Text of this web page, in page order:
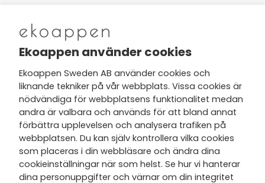
Nytt från Ekoappen
Jag har tagit del av Ekoappens
personuppgifts- och
integritetspolicyoch tar gärna del
av nyheter, hälsotips och exklusiva
erbjudanden via min e-post.
Ekoappen använder cookies
Ekoappen Sweden AB använder cookies och
liknande tekniker på vår webbplats. Vissa cookies är
nödvändiga för webbplatsens funktionalitet medan
andra är valbara och används för att bland annat
förbättra upplevelsen och analysera trafiken på
webbplatsen. Du kan själv kontrollera vilka cookies
som placeras i din webbläsare och ändra dina
cookieinställningar när som helst. Se hur vi hanterar
dina personuppgifter och värnar om din integritet